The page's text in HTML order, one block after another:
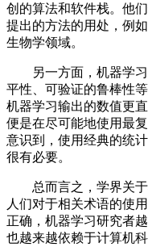
创的算法和软件栈。他
提出的方法的用处，例
生物学领域。
另一方面，机器学习
平性、可验证的鲁棒性
机器学习输出的数值更
便是在尽可能地使用最
意识到，使用经典的统
很有必要。
总而言之，学界关于
人们对于相关术语的使
正确，机器学习研究者
也越来越依赖于计算机